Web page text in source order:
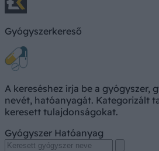
Gyógyszerkereső
A kereséshez írja be a gyógyszer,
nevét, hatóanyagát. Kategorizált
keresett tulajdonságokat.
Gyógyszer Hatóanyag